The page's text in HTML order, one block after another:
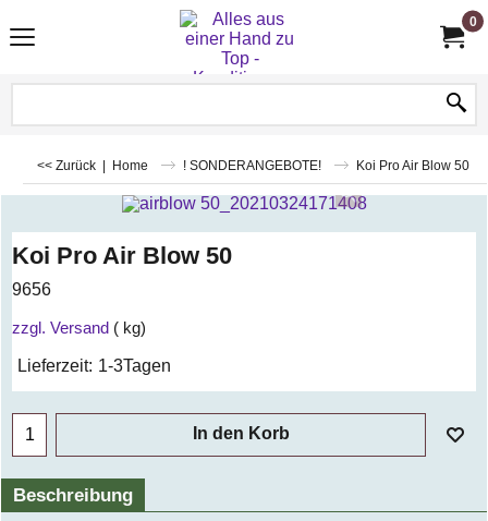
0
<< Zurück | Home ! SONDERANGEBOTE! Koi Pro Air Blow 50
Koi Pro Air Blow 50
9656
zzgl. Versand kg
Lieferzeit: 1-3Tagen
In den Korb
Beschreibung